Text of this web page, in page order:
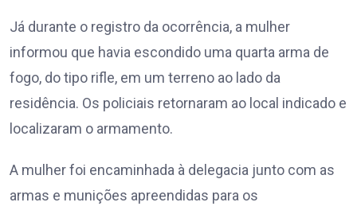
Já durante o registro da ocorrência, a mulher
informou que havia escondido uma quarta arma de
fogo, do tipo rifle, em um terreno ao lado da
residência. Os policiais retornaram ao local indicado e
localizaram o armamento.
A mulher foi encaminhada à delegacia junto com as
armas e munições apreendidas para os